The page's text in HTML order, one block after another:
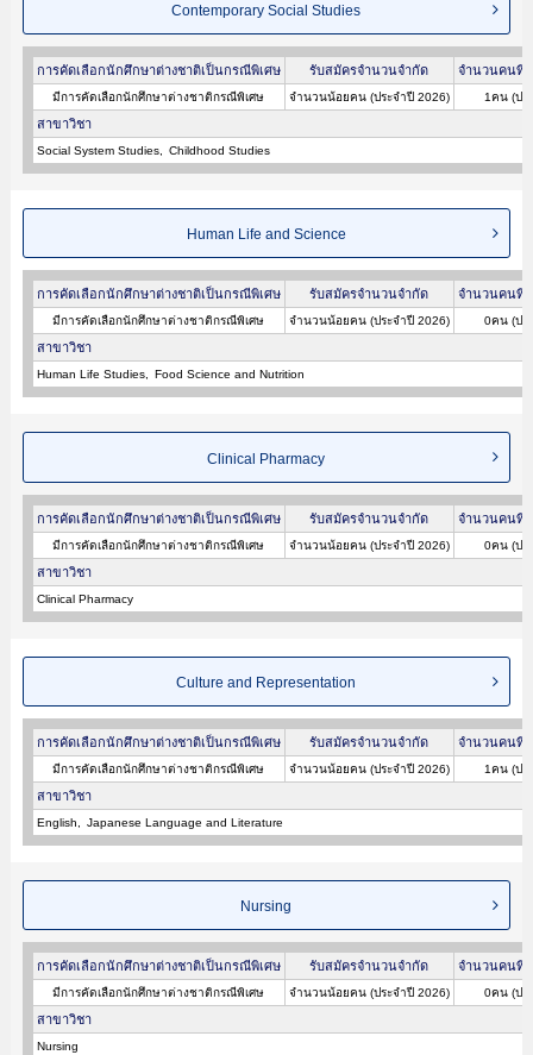
Contemporary Social Studies
การคัดเลือกนักศึกษาต่างชาติเป็นกรณีพิเศษ รับสมัครจำนวนจำกัด จำนวนคนที่
มีการคัดเลือกนักศึกษาต่างชาติกรณีพิเศษ จำนวนน้อยคน (ประจำปี 2026) 1คน (ปร
สาขาวิชา
Social System Studies Childhood Studies
Human Life and Science
การคัดเลือกนักศึกษาต่างชาติเป็นกรณีพิเศษ รับสมัครจำนวนจำกัด จำนวนคนที่
มีการคัดเลือกนักศึกษาต่างชาติกรณีพิเศษ จำนวนน้อยคน (ประจำปี 2026) 0คน (ปร
สาขาวิชา
Human Life Studies Food Science and Nutrition
Clinical Pharmacy
การคัดเลือกนักศึกษาต่างชาติเป็นกรณีพิเศษ รับสมัครจำนวนจำกัด จำนวนคนที่
มีการคัดเลือกนักศึกษาต่างชาติกรณีพิเศษ จำนวนน้อยคน (ประจำปี 2026) 0คน (ปร
สาขาวิชา
Clinical Pharmacy
Culture and Representation
การคัดเลือกนักศึกษาต่างชาติเป็นกรณีพิเศษ รับสมัครจำนวนจำกัด จำนวนคนที่
มีการคัดเลือกนักศึกษาต่างชาติกรณีพิเศษ จำนวนน้อยคน (ประจำปี 2026) 1คน (ปร
สาขาวิชา
English Japanese Language and Literature
Nursing
การคัดเลือกนักศึกษาต่างชาติเป็นกรณีพิเศษ รับสมัครจำนวนจำกัด จำนวนคนที่
มีการคัดเลือกนักศึกษาต่างชาติกรณีพิเศษ จำนวนน้อยคน (ประจำปี 2026) 0คน (ปร
สาขาวิชา
Nursing